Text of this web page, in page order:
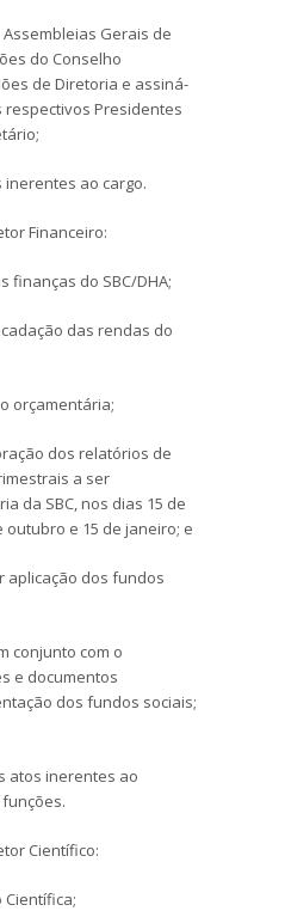
Gerais de
do Conselho
de Diretoria e assiná-
respectivos Presidentes
inerentes ao cargo.
Financeiro:
finanças do SBC/DHA;
das rendas do
orçamentária;
dos relatórios de
a ser
da SBC, nos dias 15 de
outubro e 15 de janeiro; e
aplicação dos fundos
conjunto com o
e documentos
dos fundos sociais;
atos inerentes ao
Científico:
Científica;